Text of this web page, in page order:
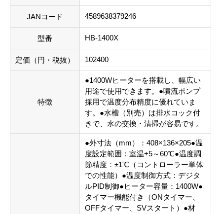
JANコード 4589638379246
型番 HB-1400X
定価（円・税抜） 102400
特徴
●1400Wヒーターを搭載し、幅広い
用途で使用できます。●噴流ポンプ
採用で温度分布精度に優れていま
す。●水槽（別売）は排水コック付
きで、水の交換・清掃が容易です。
●外寸法（mm）：408×136×205●温
度設定範囲：室温+5～60℃●温度調
節精度：±1℃（コントローラー単体
での性能）●温度制御方式：デジタ
ルPID制御●ヒーター容量：1400W●
タイマー機能付き（ONタイマー、
OFFタイマー、SVスタート）●材